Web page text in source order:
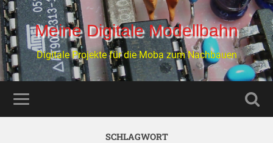
Meine Digitale Modellbahn
Digitale Projekte für die Moba zum Nachbauen
SCHLAGWORT